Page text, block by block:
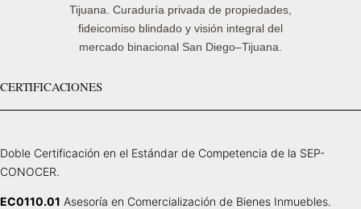
Tijuana. Curaduría privada de propiedades,
fideicomiso blindado y visión integral del
mercado binacional San Diego–Tijuana.
CERTIFICACIONES
Doble Certificación en el Estándar de Competencia de la SEP-
CONOCER.
EC0110.01 Asesoría en Comercialización de Bienes Inmuebles.